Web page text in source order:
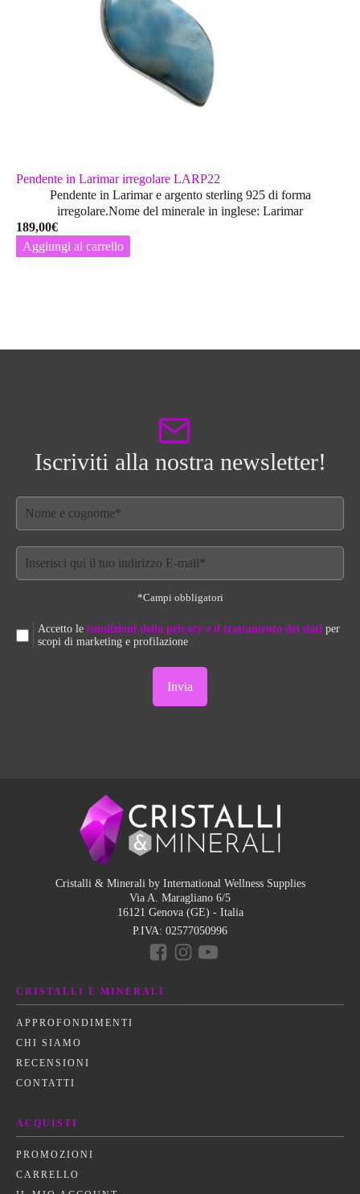
Pendente in Larimar irregolare LARP22
Pendente in Larimar e argento sterling 925 di forma
irregolare.Nome del minerale in inglese: Larimar
189,00€
Aggiungi al carrello
Iscriviti alla nostra newsletter!
*Campi obbligatori
Accetto le condizioni della privacy e il trattamento dei dati per
scopi di marketing e profilazione
Cristalli & Minerali by International Wellness Supplies
Via A. Maragliano 6/5
16121 Genova (GE) - Italia
P.IVA: 02577050996
CRISTALLI E MINERALI
APPROFONDIMENTI
CHI SIAMO
RECENSIONI
CONTATTI
ACQUISTI
PROMOZIONI
CARRELLO